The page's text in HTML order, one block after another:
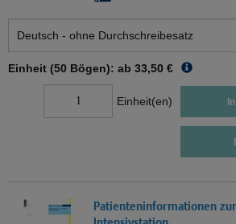
Einheit (50 Bögen): ab 33,50 €
Einheit(en)
Patienteninformationen